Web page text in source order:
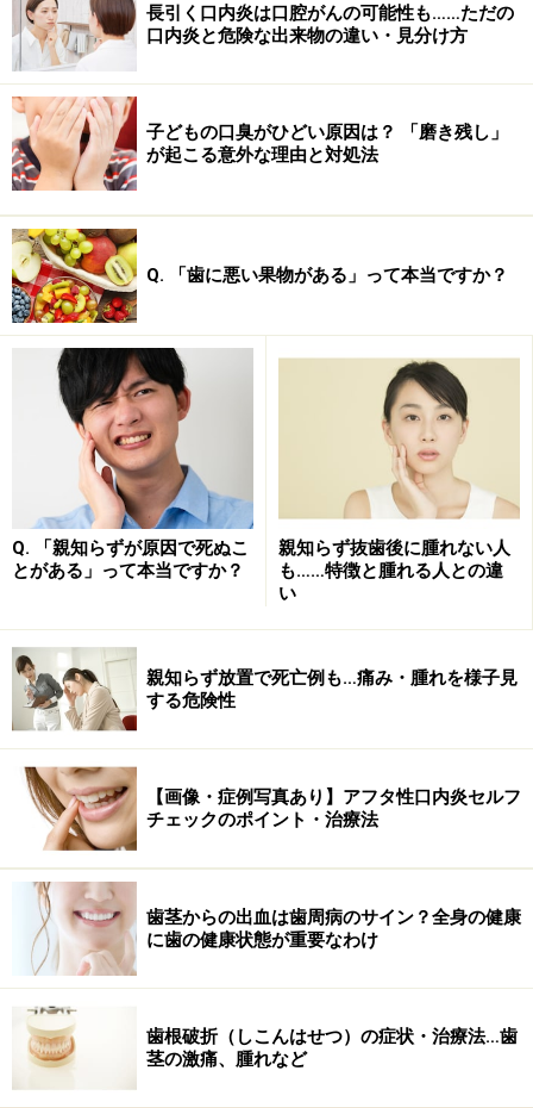
長引く口内炎は口腔がんの可能性も……ただの
口内炎と危険な出来物の違い・見分け方
子どもの口臭がひどい原因は？ 「磨き残し」
が起こる意外な理由と対処法
Q. 「歯に悪い果物がある」って本当ですか？
Q. 「親知らずが原因で死ぬこ
とがある」って本当ですか？
親知らず抜歯後に腫れない人
も……特徴と腫れる人との違
い
親知らず放置で死亡例も…痛み・腫れを様子見
する危険性
【画像・症例写真あり】アフタ性口内炎セルフ
チェックのポイント・治療法
歯茎からの出血は歯周病のサイン？全身の健康
に歯の健康状態が重要なわけ
歯根破折（しこんはせつ）の症状・治療法…歯
茎の激痛、腫れなど